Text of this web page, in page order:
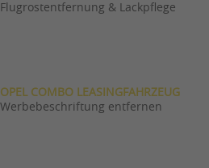
Flugrostentfernung & Lackpflege
OPEL COMBO LEASINGFAHRZEUG
Werbebeschriftung entfernen